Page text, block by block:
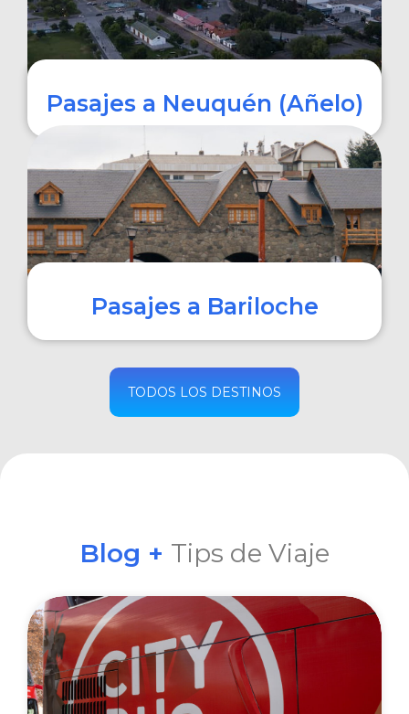
Pasajes a Neuquén (Añelo)
COMPRAR
Pasajes a Bariloche
COMPRAR
TODOS LOS DESTINOS
Blog + Tips de Viaje